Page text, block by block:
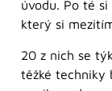
úvodu. Po té
který si
20 z nich se
těžké techniky